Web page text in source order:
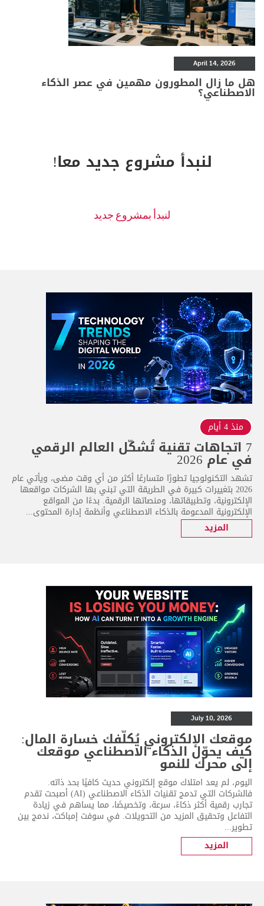
April 14, 2026
هل ما زال المطورون مهمين في عصر الذكاء
الاصطناعي؟
لنبدأ مشروع جديد معا!
منذ 4 أيام
7 اتجاهات تقنية تُشكّل العالم الرقمي
في عام 2026
تشهد التكنولوجيا تطورًا متسارعًا أكثر من أي وقت مضى، ويأتي عام
2026 بتغييرات كبيرة في الطريقة التي تبني بها الشركات مواقعها
الإلكترونية، وتطبيقاتها، ومنصاتها الرقمية. بدءًا من المواقع
الإلكترونية المدعومة بالذكاء الاصطناعي وأنظمة إدارة المحتوى...
المزيد
July 10, 2026
موقعك الإلكتروني يُكلّفك خسارة المال:
كيف يحوّل الذكاء الاصطناعي موقعك
إلى محرك للنمو
اليوم، لم يعد امتلاك موقع إلكتروني حديث كافيًا بحد ذاته.
فالشركات التي تدمج تقنيات الذكاء الاصطناعي (AI) أصبحت تقدم
تجارب رقمية أكثر ذكاءً، سرعة، وتخصيصًا، مما يساهم في زيادة
التفاعل وتحقيق المزيد من التحويلات. في سوفت إمباكت، ندمج بين
تطوير...
المزيد